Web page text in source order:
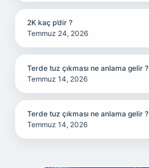
2K kaç p’dir ?
Temmuz 24, 2026
Terde tuz çıkması ne anlama gelir ?
Temmuz 14, 2026
Terde tuz çıkması ne anlama gelir ?
Temmuz 14, 2026